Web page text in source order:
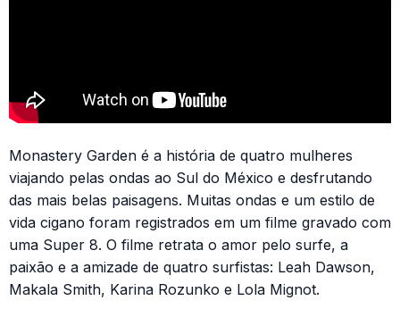
Monastery Garden é a história de quatro mulheres
viajando pelas ondas ao Sul do México e desfrutando
das mais belas paisagens. Muitas ondas e um estilo de
vida cigano foram registrados em um filme gravado com
uma Super 8. O filme retrata o amor pelo surfe, a
paixão e a amizade de quatro surfistas: Leah Dawson,
Makala Smith, Karina Rozunko e Lola Mignot.